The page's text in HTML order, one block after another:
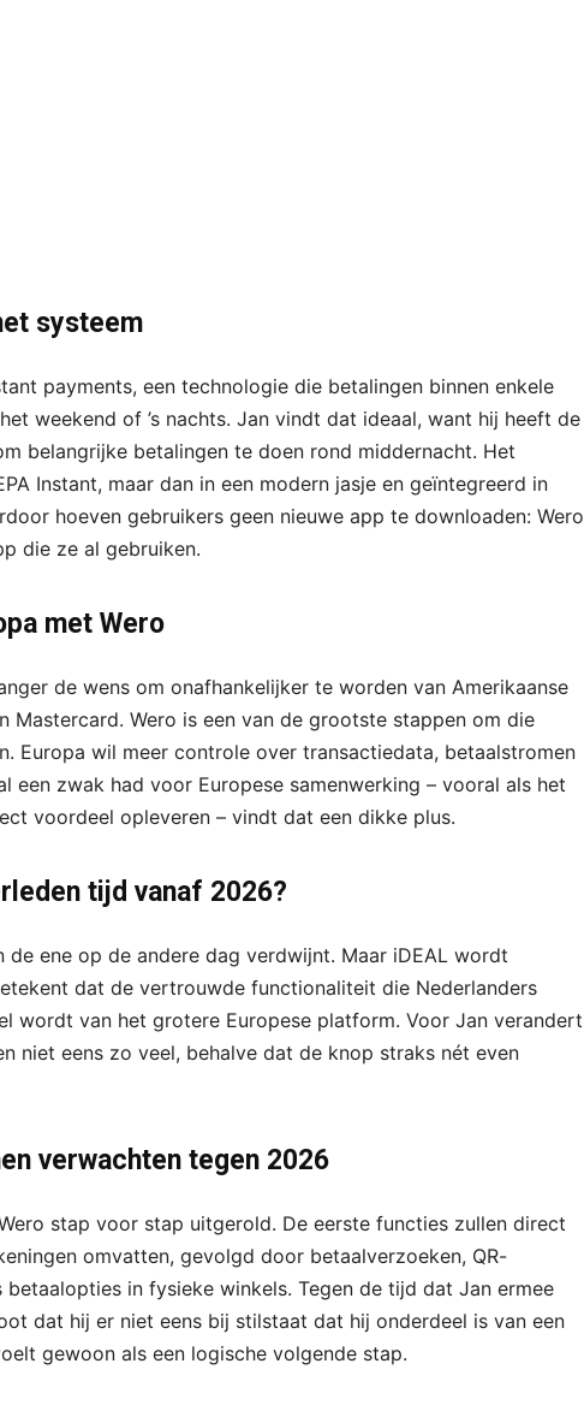
systeem
payments, een technologie die betalingen binnen enkele
weekend of ’s nachts. Jan vindt dat ideaal, want hij heeft de
belangrijke betalingen te doen rond middernacht. Het
Instant, maar dan in een modern jasje en geïntegreerd in
hoeven gebruikers geen nieuwe app te downloaden: Wero
die ze al gebruiken.
met Wero
de wens om onafhankelijker te worden van Amerikaanse
Mastercard. Wero is een van de grootste stappen om die
Europa wil meer controle over transactiedata, betaalstromen
een zwak had voor Europese samenwerking – vooral als het
voordeel opleveren – vindt dat een dikke plus.
tijd vanaf 2026?
de ene op de andere dag verdwijnt. Maar iDEAL wordt
dat de vertrouwde functionaliteit die Nederlanders
wordt van het grotere Europese platform. Voor Jan verandert
niet eens zo veel, behalve dat de knop straks nét even
verwachten tegen 2026
stap voor stap uitgerold. De eerste functies zullen direct
omvatten, gevolgd door betaalverzoeken, QR-
in fysieke winkels. Tegen de tijd dat Jan ermee
dat hij er niet eens bij stilstaat dat hij onderdeel is van een
gewoon als een logische volgende stap.